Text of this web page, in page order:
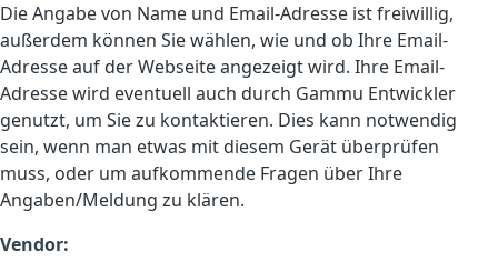
Die Angabe von Name und Email-Adresse ist freiwillig,
außerdem können Sie wählen, wie und ob Ihre Email-
Adresse auf der Webseite angezeigt wird. Ihre Email-
Adresse wird eventuell auch durch Gammu Entwickler
genutzt, um Sie zu kontaktieren. Dies kann notwendig
sein, wenn man etwas mit diesem Gerät überprüfen
muss, oder um aufkommende Fragen über Ihre
Angaben/Meldung zu klären.
Vendor: